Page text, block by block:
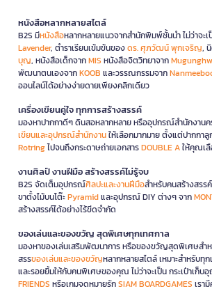
หนังสือหลากหลายสไตล์
B2S มีหนังสือหลากหลายแนวจากสำนักพิมพ์ชั้นนำ ไม่ว่าจะ
Lavender, ตำราเรียนเข้มข้นของดร. ศุภวัฒน์ พุกเจริญ,
บุญ, หนังสือเด็กจากMIS หนังสือจิตวิทยาจาก
พัฒนาตนเองจากKOOB และวรรณกรรมจาก
ออนไลน์ได้อย่างง่ายดายเพียงคลิกเดียว
เครื่องเขียนคู่ใจ ทุกการสร้างสรรค์
มองหาปากกาดีๆ ดินสอหลากหลาย หรืออุปกรณ์สำนักงานค
เขียนและอุปกรณ์สำนักงานให้เลือกมากมาย ตั้งแต่ปากกา
Rotringไปจนถึงกระดาษถ่ายเอกสารDOUBLE Aให้คุณเลื
งานศิลป์ งานฝีมือ สร้างสรรค์ไม่รู้จบ
B2S จัดเต็มอุปกรณ์ศิลปะและงานฝีมือสำหรับคนสร้างสรร
ขาตั้งไม้บนโต๊ะPyramidและอุปกรณ์ DIY ต่างๆ จาก
สร้างสรรค์ได้อย่างไร้ขีดจำกัด
ของเล่นและของขวัญ สุดพิเศษทุกเทศกาล
มองหาของเล่นเสริมพัฒนาการ หรือของขวัญสุดพิเศษสำห
สรรของเล่นและของขวัญหลากหลายสไตล์ เหมาะสำหรับทุ
และรอยยิ้มให้กับคนพิเศษของคุณ ไม่ว่าจะเป็น กระเป๋าเก็
FRIENDS หรือเกมจดหมายรักSIAM BOARDGAMES เรา